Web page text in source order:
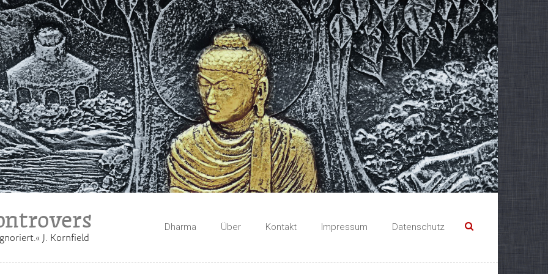
J. Kornfield
Dharma Über Kontakt Impressum Datenschutz